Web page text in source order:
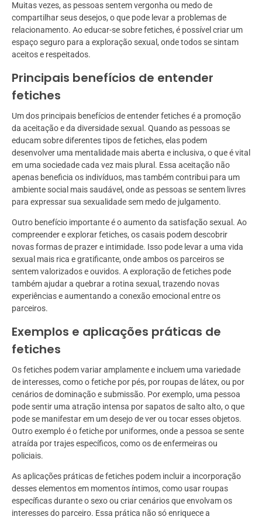
Muitas vezes, as pessoas sentem vergonha ou medo de
compartilhar seus desejos, o que pode levar a problemas de
relacionamento. Ao educar-se sobre fetiches, é possível criar um
espaço seguro para a exploração sexual, onde todos se sintam
aceitos e respeitados.
Principais benefícios de entender
fetiches
Um dos principais benefícios de entender fetiches é a promoção
da aceitação e da diversidade sexual. Quando as pessoas se
educam sobre diferentes tipos de fetiches, elas podem
desenvolver uma mentalidade mais aberta e inclusiva, o que é vital
em uma sociedade cada vez mais plural. Essa aceitação não
apenas beneficia os indivíduos, mas também contribui para um
ambiente social mais saudável, onde as pessoas se sentem livres
para expressar sua sexualidade sem medo de julgamento.
Outro benefício importante é o aumento da satisfação sexual. Ao
compreender e explorar fetiches, os casais podem descobrir
novas formas de prazer e intimidade. Isso pode levar a uma vida
sexual mais rica e gratificante, onde ambos os parceiros se
sentem valorizados e ouvidos. A exploração de fetiches pode
também ajudar a quebrar a rotina sexual, trazendo novas
experiências e aumentando a conexão emocional entre os
parceiros.
Exemplos e aplicações práticas de
fetiches
Os fetiches podem variar amplamente e incluem uma variedade
de interesses, como o fetiche por pés, por roupas de látex, ou por
cenários de dominação e submissão. Por exemplo, uma pessoa
pode sentir uma atração intensa por sapatos de salto alto, o que
pode se manifestar em um desejo de ver ou tocar esses objetos.
Outro exemplo é o fetiche por uniformes, onde a pessoa se sente
atraída por trajes específicos, como os de enfermeiras ou
policiais.
As aplicações práticas de fetiches podem incluir a incorporação
desses elementos em momentos íntimos, como usar roupas
específicas durante o sexo ou criar cenários que envolvam os
interesses do parceiro. Essa prática não só enriquece a